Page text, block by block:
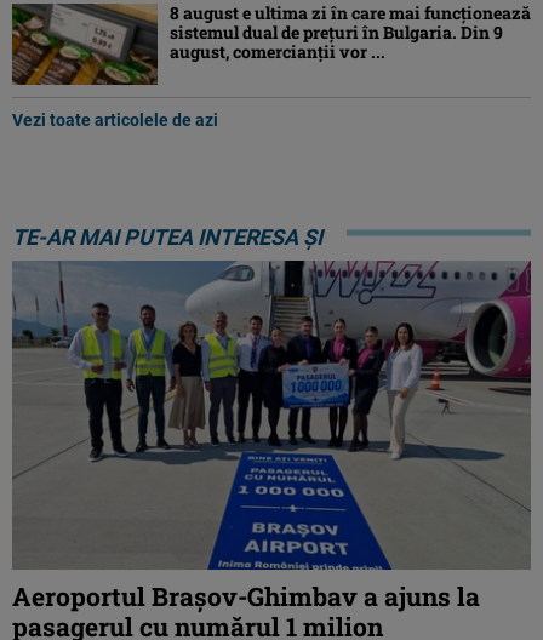
8 august e ultima zi în care mai funcționează
sistemul dual de prețuri în Bulgaria. Din 9
august, comercianții vor ...
Vezi toate articolele de azi
TE-AR MAI PUTEA INTERESA ȘI
Aeroportul Brașov-Ghimbav a ajuns la
pasagerul cu numărul 1 milion